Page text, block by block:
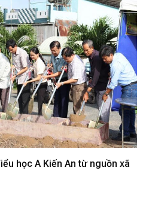
học A Kiến An từ nguồn xã